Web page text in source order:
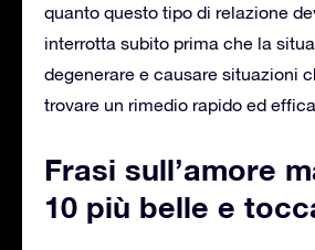
quanto questo tipo di relazione
interrotta subito prima che la
degenerare e causare situazioni
trovare un rimedio rapido ed
Frasi sull’amore
10 più belle e